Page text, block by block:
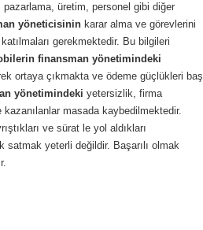
üretim, personel gibi diğer
yöneticisinin karar alma ve görevlerini
gerekmektedir. Bu bilgileri
finansman yönetimindeki
ortaya çıkmakta ve ödeme güçlükleri baş
yönetimindeki yetersizlik, firma
masada kaybedilmektedir.
ve sürat le yol aldıkları
yeterli değildir. Başarılı olmak